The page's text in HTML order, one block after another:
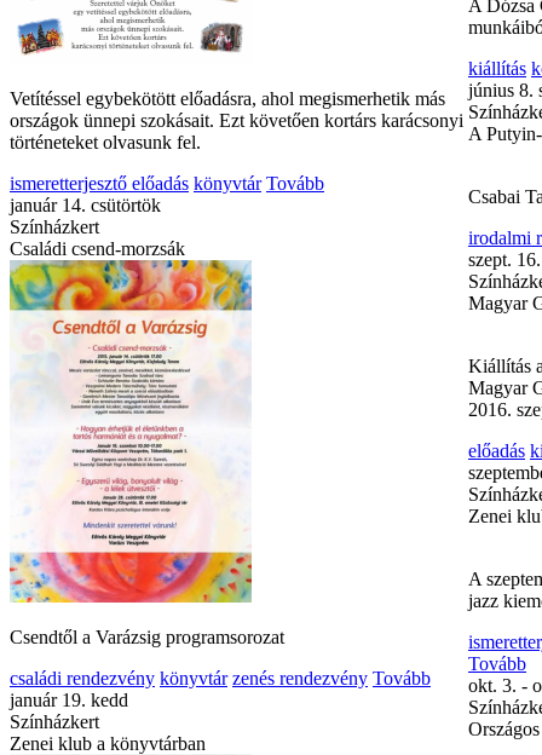
Vetítéssel egybekötött előadásra, ahol megismerhetik más
országok ünnepi szokásait. Ezt követően kortárs karácsonyi
történeteket olvasunk fel.
ismeretterjesztő előadás könyvtár Tovább
január 14. csütörtök
Színházkert
Családi csend-morzsák
Csendtől a Varázsig programsorozat
családi rendezvény könyvtár zenés rendezvény Tovább
január 19. kedd
Színházkert
Zenei klub a könyvtárban
előadás
május
Születés
előadás
Kiállítás
kiállítás
június 8.
A
Csabai
szept.
Kiállítás
Magyar
2016.